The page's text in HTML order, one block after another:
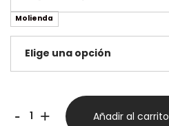
Molienda
- + Añadir al carrito